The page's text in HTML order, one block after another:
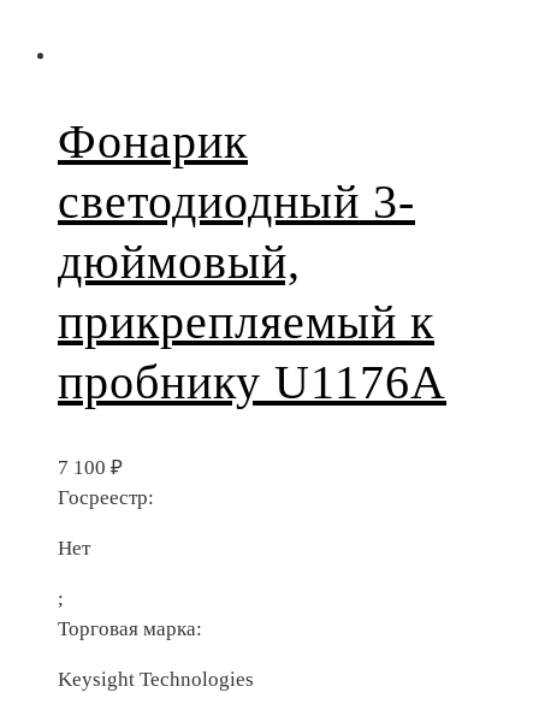
Фонарик
светодиодный 3-
дюймовый,
прикрепляемый к
пробнику U1176A
7 100 ₽
Госреестр:
Нет
;
Торговая марка:
Keysight Technologies